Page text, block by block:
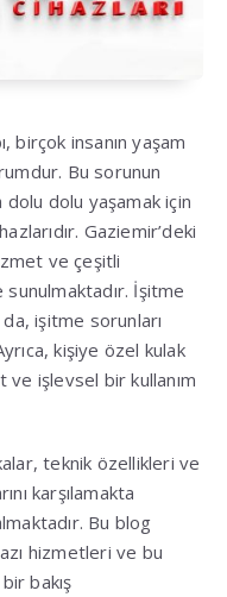
birçok insanın yaşam
Bu sorunun
dolu yaşamak için
Gaziemir’deki
ve çeşitli
sunulmaktadır. İşitme
işitme sorunları
kişiye özel kulak
ve işlevsel bir kullanım
teknik özellikleri ve
karşılamakta
Bu blog
hizmetleri ve bu
bakış